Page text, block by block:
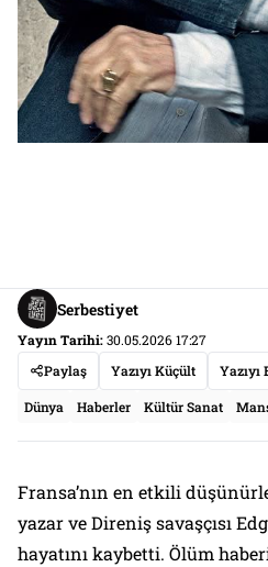
Serbestiyet
Yayın Tarihi:30.05.2026 17:27
Paylaş
Yazıyı Küçült Yazıyı
Dünya Haberler Kültür Sanat
Fransa’nın en etkili
yazar ve Direniş savaşçısı
hayatını kaybetti. Ölüm